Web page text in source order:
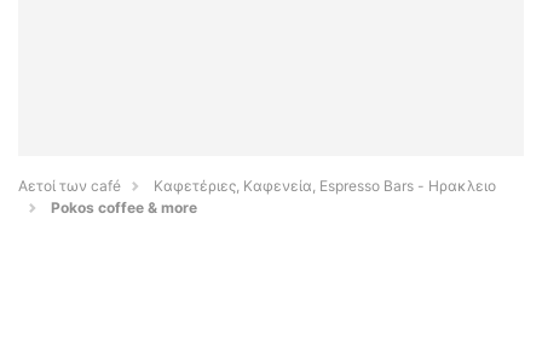
Αετοί των café
Καφετέριες, Καφενεία, Espresso Bars - Ηρακλειο
Pokos coffee & more